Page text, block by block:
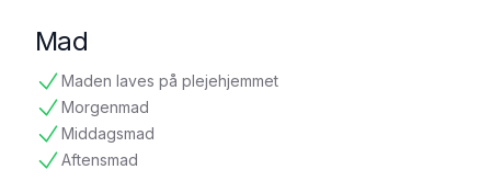
Mad
Maden laves på plejehjemmet
tilgængelig
Morgenmad
tilgængelig
Middagsmad
tilgængelig
Aftensmad
tilgængelig